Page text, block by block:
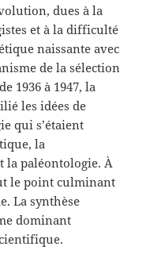
dues à la
et à la difficulté
naissante avec
de la sélection
1936 à 1947, la
les idées de
qui s’étaient
la
la paléontologie. À
le point culminant
La synthèse
dominant